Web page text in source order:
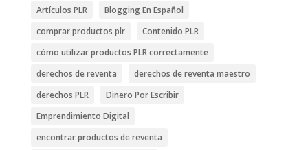
Artículos PLR
Blogging En Español
comprar productos plr
Contenido PLR
cómo utilizar productos PLR correctamente
derechos de reventa
derechos de reventa maestro
derechos PLR
Dinero Por Escribir
Emprendimiento Digital
encontrar productos de reventa